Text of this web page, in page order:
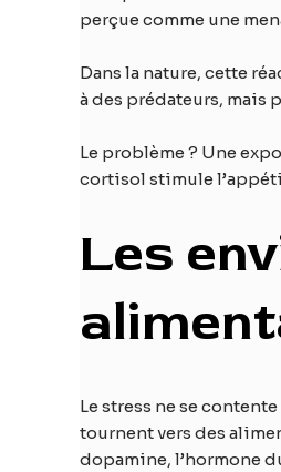
perçue comme une
Dans la nature, cette
à des prédateurs, mais
Le problème ? Une
cortisol stimule
Les
Le stress ne se
tournent vers des
dopamine, l’hormone